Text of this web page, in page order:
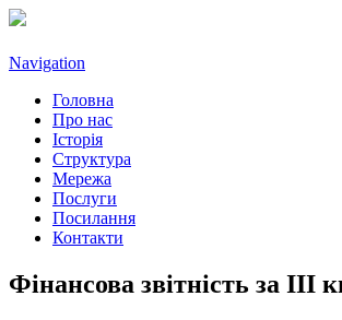
Navigation
Головна
Про нас
Історія
Структура
Мережа
Послуги
Посилання
Контакти
Фінансова звітність за ІІІ